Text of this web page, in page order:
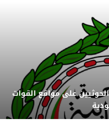
على مواقع القوات